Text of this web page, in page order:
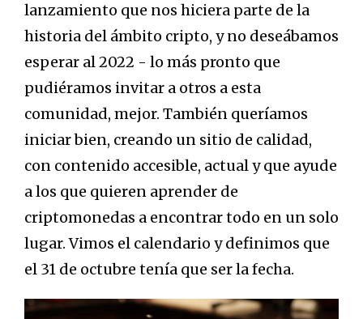
lanzamiento que nos hiciera parte de la
historia del ámbito cripto, y no deseábamos
esperar al 2022 - lo más pronto que
pudiéramos invitar a otros a esta
comunidad, mejor. También queríamos
iniciar bien, creando un sitio de calidad,
con contenido accesible, actual y que ayude
a los que quieren aprender de
criptomonedas a encontrar todo en un solo
lugar. Vimos el calendario y definimos que
el 31 de octubre tenía que ser la fecha.